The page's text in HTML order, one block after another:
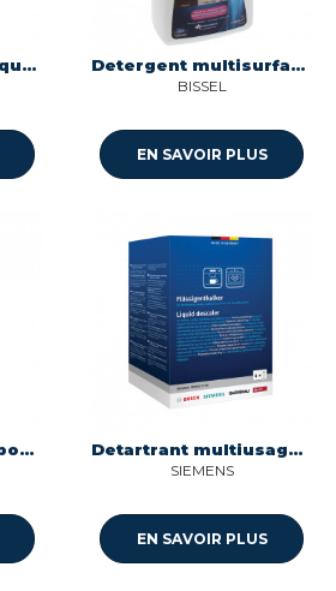
Nettoyant pour moquette rm760 carpet pro en tablette Karcher 6.295-850.0 Detergent multisurface 1l crosswave et spinwave Bissel X338476
BISSEL
EN SAVOIR PLUS
Detergent oxygen boost 1l Bissel X338473 Detartrant multiusage 4x 250ml multi appareils Siemens 00312013
SIEMENS
EN SAVOIR PLUS